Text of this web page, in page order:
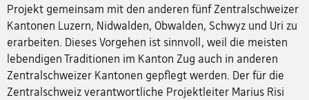
Projekt gemeinsam mit den anderen fünf Zentralschweizer
Kantonen Luzern, Nidwalden, Obwalden, Schwyz und Uri zu
erarbeiten. Dieses Vorgehen ist sinnvoll, weil die meisten
lebendigen Traditionen im Kanton Zug auch in anderen
Zentralschweizer Kantonen gepflegt werden. Der für die
Zentralschweiz verantwortliche Projektleiter Marius Risi